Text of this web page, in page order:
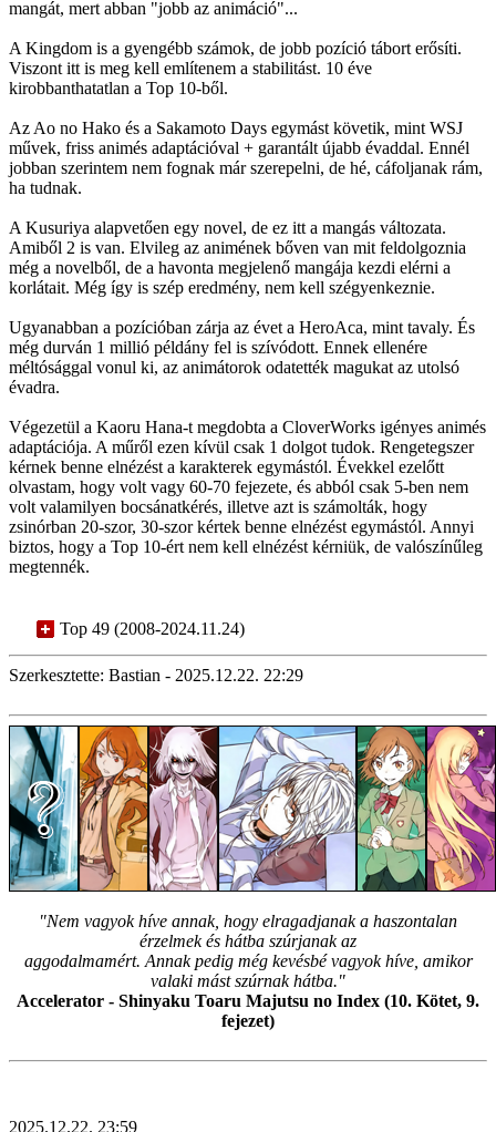
mangát, mert abban "jobb az animáció"...
A Kingdom is a gyengébb számok, de jobb pozíció tábort erősíti.
Viszont itt is meg kell említenem a stabilitást. 10 éve
kirobbanthatatlan a Top 10-ből.
Az Ao no Hako és a Sakamoto Days egymást követik, mint WSJ
művek, friss animés adaptációval + garantált újabb évaddal. Ennél
jobban szerintem nem fognak már szerepelni, de hé, cáfoljanak rám,
ha tudnak.
A Kusuriya alapvetően egy novel, de ez itt a mangás változata.
Amiből 2 is van. Elvileg az animének bőven van mit feldolgoznia
még a novelből, de a havonta megjelenő mangája kezdi elérni a
korlátait. Még így is szép eredmény, nem kell szégyenkeznie.
Ugyanabban a pozícióban zárja az évet a HeroAca, mint tavaly. És
még durván 1 millió példány fel is szívódott. Ennek ellenére
méltósággal vonul ki, az animátorok odatették magukat az utolsó
évadra.
Végezetül a Kaoru Hana-t megdobta a CloverWorks igényes animés
adaptációja. A műről ezen kívül csak 1 dolgot tudok. Rengetegszer
kérnek benne elnézést a karakterek egymástól. Évekkel ezelőtt
olvastam, hogy volt vagy 60-70 fejezete, és abból csak 5-ben nem
volt valamilyen bocsánatkérés, illetve azt is számolták, hogy
zsinórban 20-szor, 30-szor kértek benne elnézést egymástól. Annyi
biztos, hogy a Top 10-ért nem kell elnézést kérniük, de valószínűleg
megtennék.
Top 49 (2008-2024.11.24)
Szerkesztette: Bastian - 2025.12.22. 22:29
"Nem vagyok híve annak, hogy elragadjanak a haszontalan
érzelmek és hátba szúrjanak az
aggodalmamért. Annak pedig még kevésbé vagyok híve, amikor
valaki mást szúrnak hátba."
Accelerator - Shinyaku Toaru Majutsu no Index (10. Kötet, 9.
fejezet)
2025.12.22. 23:59